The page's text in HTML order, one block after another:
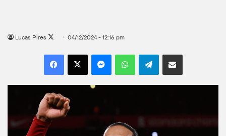
Lucas Pires
Follow
X
04/12/2024 - 12:16 pm
Facebook
X MessengerWhatsAppTelegramCompartilhar por e-mail